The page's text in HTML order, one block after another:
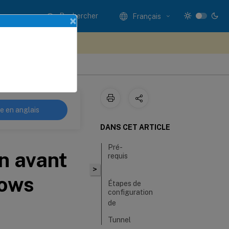
Rechercher Français
en anglais
avant
>
DANS CET ARTICLE
Pré-
requis
Étapes de
configuration
de
Tunnel
×